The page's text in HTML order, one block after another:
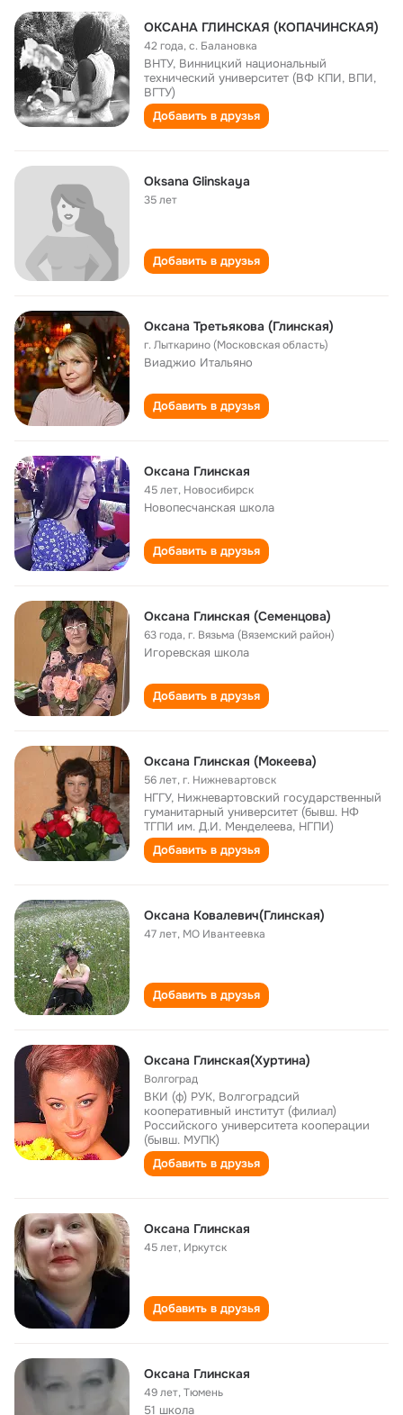
ОКСАНА ГЛИНСКАЯ (КОПАЧИНСКАЯ)
42 года,с. Балановка
ВНТУ, Винницкий национальный
технический университет (ВФ КПИ, ВПИ,
ВГТУ)
Добавить в друзья
Oksana Glinskaya
35 лет
Добавить в друзья
Оксана Третьякова (Глинская)
г. Лыткарино (Московская область)
Виаджио Итальяно
Добавить в друзья
Оксана Глинская
45 лет, Новосибирск
Новопесчанская школа
Добавить в друзья
Оксана Глинская (Семенцова)
63 года,г. Вязьма (Вяземский район)
Игоревская школа
Добавить в друзья
Оксана Глинская (Мокеева)
56 лет,г. Нижневартовск
НГГУ, Нижневартовский государственный
гуманитарный университет (бывш. НФ
ТГПИ им. Д.И. Менделеева, НГПИ)
Добавить в друзья
Оксана Ковалевич(Глинская)
47 лет, МО Ивантеевка
Добавить в друзья
Оксана Глинская(Хуртина)
Волгоград
ВКИ (ф) РУК, Волгоградсий
кооперативный институт (филиал)
Российского университета кооперации
(бывш. МУПК)
Добавить в друзья
Оксана Глинская
45 лет, Иркутск
Добавить в друзья
Оксана Глинская
49 лет,Тюмень
51 школа